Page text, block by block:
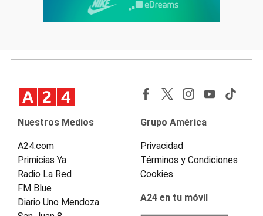
Nuestros Medios
A24.com
Primicias Ya
Radio La Red
FM Blue
Diario Uno Mendoza
Grupo América
Privacidad
Términos y Condiciones
Cookies
A24 en tu móvil